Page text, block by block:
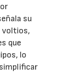
su
voltios,
que
lo